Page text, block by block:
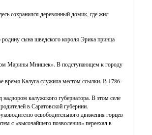
сохранился деревянный домик, где жил
сына шведского короля Эрика принца
Марины Мнишек». В подступающем к городу
время Калуга служила местом ссылки. В 1786-
калужского губернатора. В этом селе
в Саратовской губернии.
освободительного движения горцев
с «высочайшего позволения» переехал в